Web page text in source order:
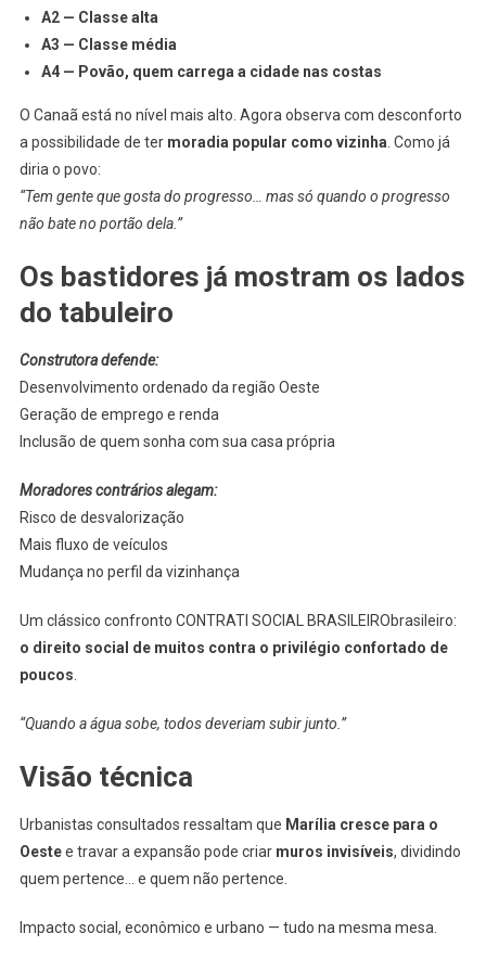
A2 — Classe alta
A3 — Classe média
A4 — Povão, quem carrega a cidade nas costas
O Canaã está no nível mais alto. Agora observa com desconforto
a possibilidade de ter moradia popular como vizinha . Como já
diria o povo:
“Tem gente que gosta do progresso… mas só quando o progresso
não bate no portão dela.”
Os bastidores já mostram os lados
do tabuleiro
Construtora defende:
Desenvolvimento ordenado da região Oeste
Geração de emprego e renda
Inclusão de quem sonha com sua casa própria
Moradores contrários alegam:
Risco de desvalorização
Mais fluxo de veículos
Mudança no perfil da vizinhança
Um clássico confronto CONTRATI SOCIAL BRASILEIRObrasileiro:
o direito social de muitos contra o privilégio confortado de
poucos
“Quando a água sobe, todos deveriam subir junto.”
Visão técnica
Urbanistas consultados ressaltam que Marília cresce para o
Oestee travar a expansão pode criar muros invisíveis, dividindo
quem pertence… e quem não pertence.
Impacto social, econômico e urbano — tudo na mesma mesa.